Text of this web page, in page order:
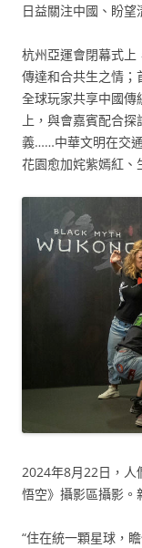
日益關注中國、盼望
杭州亞運會閉幕式上
傳達和合共生之情；
全球玩家共享中國傳
上，與會嘉賓配合
義……中華文明在交
花園愈加姹紫嫣紅、
2024年8月22日，人
悟空》攝影區攝影。
“住在統一顆星球，